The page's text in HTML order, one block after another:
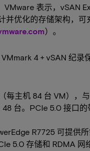
VMware 表示，vSAN
并优化的存储架构，可
）。
4 + vSAN 纪录
每主机 84 台 VM），
台。PCIe 5.0 接口的
R7725 可提供
5.0 存储和 RDMA 网